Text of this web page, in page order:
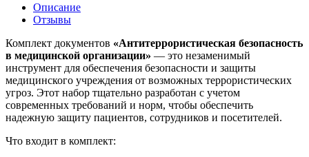
Описание
Отзывы
Комплект документов «Антитеррористическая безопасность
в медицинской организации» — это незаменимый
инструмент для обеспечения безопасности и защиты
медицинского учреждения от возможных террористических
угроз. Этот набор тщательно разработан с учетом
современных требований и норм, чтобы обеспечить
надежную защиту пациентов, сотрудников и посетителей.
Что входит в комплект: